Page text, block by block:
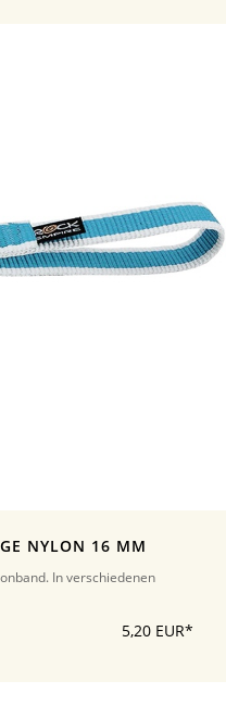
NYLON 16 MM
In verschiedenen
5,20 EUR*